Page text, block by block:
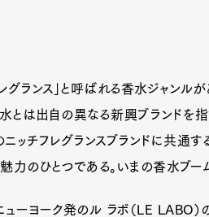
レグランス」と呼ばれる香水ジャンル
とは出自の異なる新興ブランドを
ニッチフレグランスブランドに共通
魅力のひとつである。いまの香水ブー
ューヨーク発のル ラボ（LE LABO）